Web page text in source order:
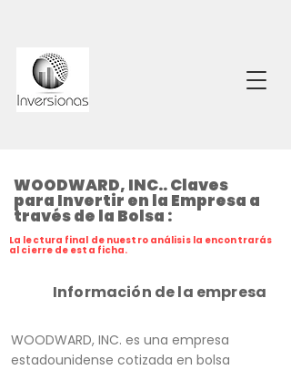
WOODWARD, INC.. Claves
para Invertir en la Empresa a
través de la Bolsa :
La lectura final de nuestro análisis la encontrarás
al cierre de esta ficha.
Información de la empresa
WOODWARD, INC. es una empresa
estadounidense cotizada en bolsa